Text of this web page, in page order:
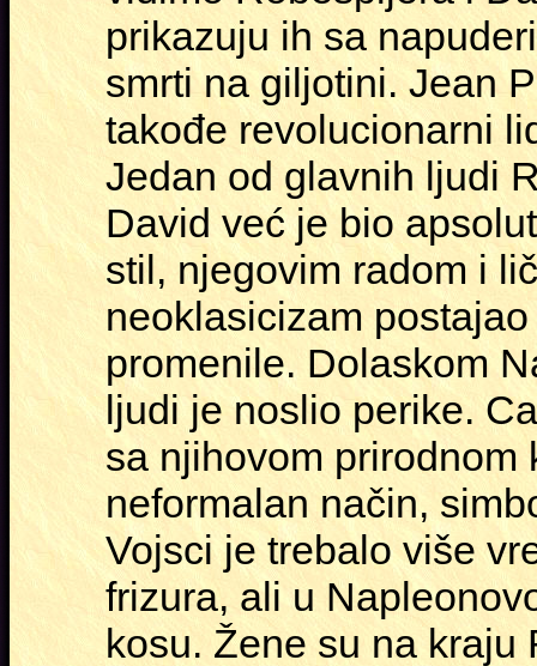
prikazuju ih sa
smrti na giljotini. Jean
takođe revolucionarni
Jedan od glavnih ljudi
David već je bio
stil, njegovim radom i
neoklasicizam
promenile. Dolaskom
ljudi je noslio perike.
sa njihovom prirodnom
neformalan način,
Vojsci je trebalo više
frizura, ali u
kosu. Žene su na